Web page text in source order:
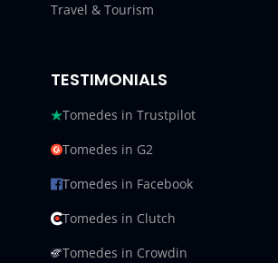
Travel & Tourism
TESTIMONIALS
Tomedes in Trustpilot
Tomedes in G2
Tomedes in Facebook
Tomedes in Clutch
Tomedes in Crowdin